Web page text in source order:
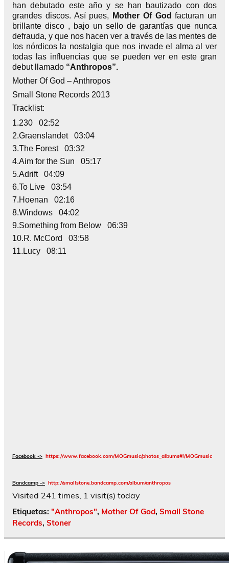
han debutado este año y se han bautizado con dos
grandes discos. Así pues,
Mother Of Godfacturan un
brillante disco , bajo un sello de garantías que nunca
defrauda, y que nos hacen ver a través de las mentes de
los nórdicos la nostalgia que nos invade el alma al ver
todas las influencias que se pueden ver en este gran
debut llamado “Anthropos”.
Mother Of God – Anthropos
Small Stone Records 2013
Tracklist:
1.230 02:52
2.Graenslandet 03:04
3.The Forest 03:32
4.Aim for the Sun 05:17
5.Adrift 04:09
6.To Live 03:54
7.Hoenan 02:16
8.Windows 04:02
9.Something from Below 06:39
10.R. McCord 03:58
11.Lucy 08:11
Facebook -> https://www.facebook.com/MOGmusic/photos_albums#!/MOGmusic
Bandcamp -> http://smallstone.bandcamp.com/album/anthropos
Visited 241 times, 1 visit(s) today
Etiquetas: "Anthropos", Mother Of God, Small Stone
Records, Stoner